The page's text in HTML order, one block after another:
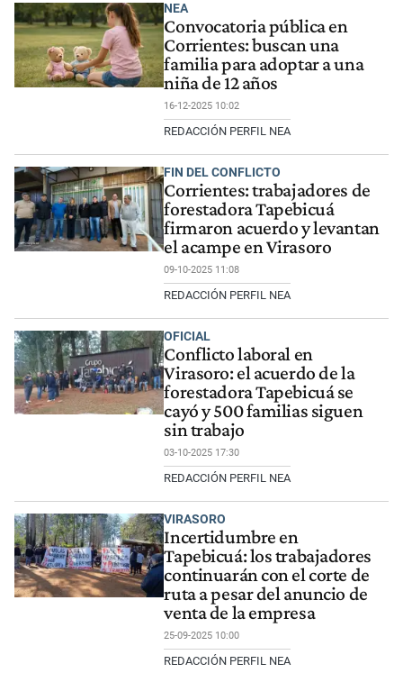
NEA
Convocatoria pública en
Corrientes: buscan una
familia para adoptar a una
niña de 12 años
16-12-2025 10:02
REDACCIÓN PERFIL NEA
FIN DEL CONFLICTO
Corrientes: trabajadores de
forestadora Tapebicuá
firmaron acuerdo y levantan
el acampe en Virasoro
09-10-2025 11:08
REDACCIÓN PERFIL NEA
OFICIAL
Conflicto laboral en
Virasoro: el acuerdo de la
forestadora Tapebicuá se
cayó y 500 familias siguen
sin trabajo
03-10-2025 17:30
REDACCIÓN PERFIL NEA
VIRASORO
Incertidumbre en
Tapebicuá: los trabajadores
continuarán con el corte de
ruta a pesar del anuncio de
venta de la empresa
25-09-2025 10:00
REDACCIÓN PERFIL NEA